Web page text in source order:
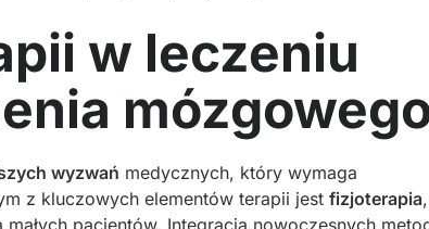
w leczeniu
wyzwań medycznych, który wymaga
z kluczowych elementów terapii jest fizjoterapia,
pacjentów. Integracja nowoczesnych